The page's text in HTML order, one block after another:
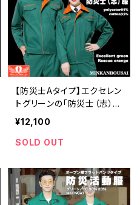
【防災士Aタイプ】エクセレン
トグリーンの「防災士（志）防
災服」 | 危機管理ブランド民
間防災
¥12,100
SOLD OUT